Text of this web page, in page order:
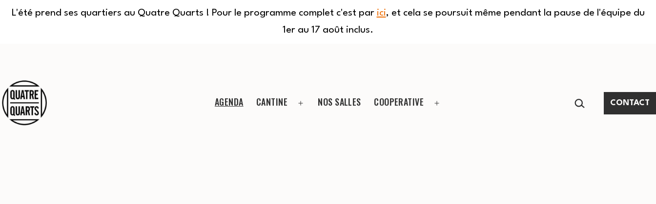
L'été prend ses quartiers au Quatre Quarts ! Pour le programme complet c'est par ici, et cela se poursuit même pendant la pause de l'équipe du
1er au 17 août inclus.
contenu
AGENDA CANTINE NOS SALLES COOPERATIVE RECHERCHER…
CONTACT